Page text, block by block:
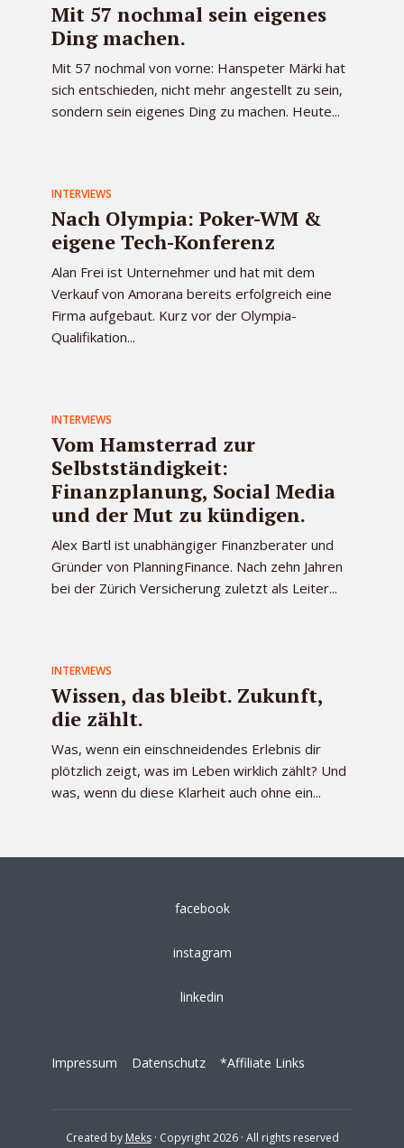
Mit 57 nochmal sein eigenes
Ding machen.
Mit 57 nochmal von vorne: Hanspeter Märki hat
sich entschieden, nicht mehr angestellt zu sein,
sondern sein eigenes Ding zu machen. Heute...
INTERVIEWS
Nach Olympia: Poker-WM &
eigene Tech-Konferenz
Alan Frei ist Unternehmer und hat mit dem
Verkauf von Amorana bereits erfolgreich eine
Firma aufgebaut. Kurz vor der Olympia-
Qualifikation...
INTERVIEWS
Vom Hamsterrad zur
Selbstständigkeit:
Finanzplanung, Social Media
und der Mut zu kündigen.
Alex Bartl ist unabhängiger Finanzberater und
Gründer von PlanningFinance. Nach zehn Jahren
bei der Zürich Versicherung zuletzt als Leiter...
INTERVIEWS
Wissen, das bleibt. Zukunft,
die zählt.
Was, wenn ein einschneidendes Erlebnis dir
plötzlich zeigt, was im Leben wirklich zählt? Und
was, wenn du diese Klarheit auch ohne ein...
facebook
instagram
linkedin
Impressum Datenschutz *Affiliate Links
Created by Meks· Copyright 2026 · All rights reserved